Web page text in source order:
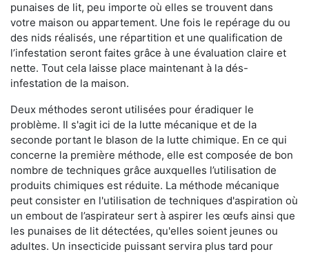
punaises de lit, peu importe où elles se trouvent dans
votre maison ou appartement. Une fois le repérage du ou
des nids réalisés, une répartition et une qualification de
l’infestation seront faites grâce à une évaluation claire et
nette. Tout cela laisse place maintenant à la dés-
infestation de la maison.
Deux méthodes seront utilisées pour éradiquer le
problème. Il s'agit ici de la lutte mécanique et de la
seconde portant le blason de la lutte chimique. En ce qui
concerne la première méthode, elle est composée de bon
nombre de techniques grâce auxquelles l’utilisation de
produits chimiques est réduite. La méthode mécanique
peut consister en l'utilisation de techniques d'aspiration où
un embout de l’aspirateur sert à aspirer les œufs ainsi que
les punaises de lit détectées, qu'elles soient jeunes ou
adultes. Un insecticide puissant servira plus tard pour